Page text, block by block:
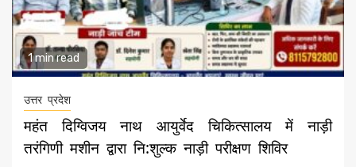
1 min read
उत्तर प्रदेश
महंत दिग्विजय नाथ आयुर्वेद चिकित्सालय में नाड़ी
तरंगिणी मशीन द्वारा नि:शुल्क नाड़ी परीक्षण शिविर